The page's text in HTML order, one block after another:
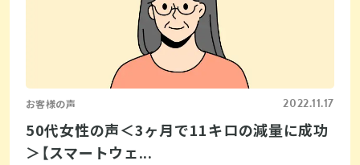
お客様の声 2022.11.17
50代女性の声＜3ヶ月で11キロの減量に成功
＞【スマートウェ...